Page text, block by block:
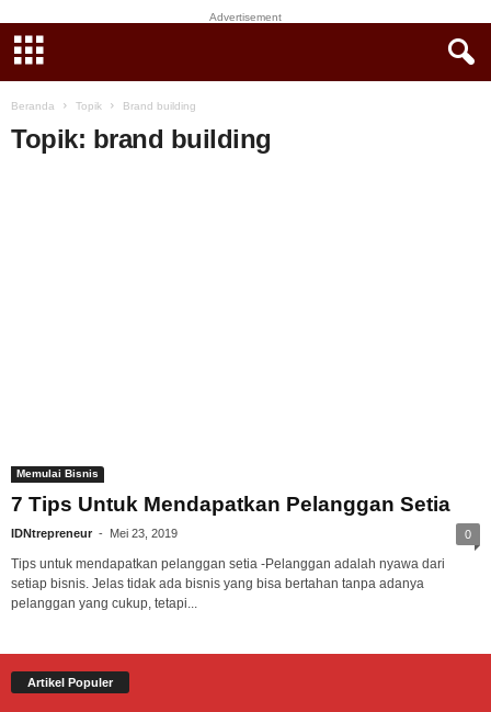
Advertisement
Beranda Topik Brand building
Topik: brand building
Memulai Bisnis
7 Tips Untuk Mendapatkan Pelanggan Setia
IDNtrepreneur - Mei 23, 2019 0
Tips untuk mendapatkan pelanggan setia -Pelanggan adalah nyawa dari
setiap bisnis. Jelas tidak ada bisnis yang bisa bertahan tanpa adanya
pelanggan yang cukup, tetapi...
Artikel Populer